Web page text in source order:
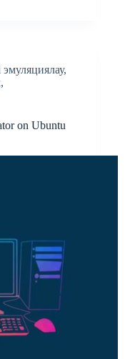
эмуляциялау,
,
on Ubuntu